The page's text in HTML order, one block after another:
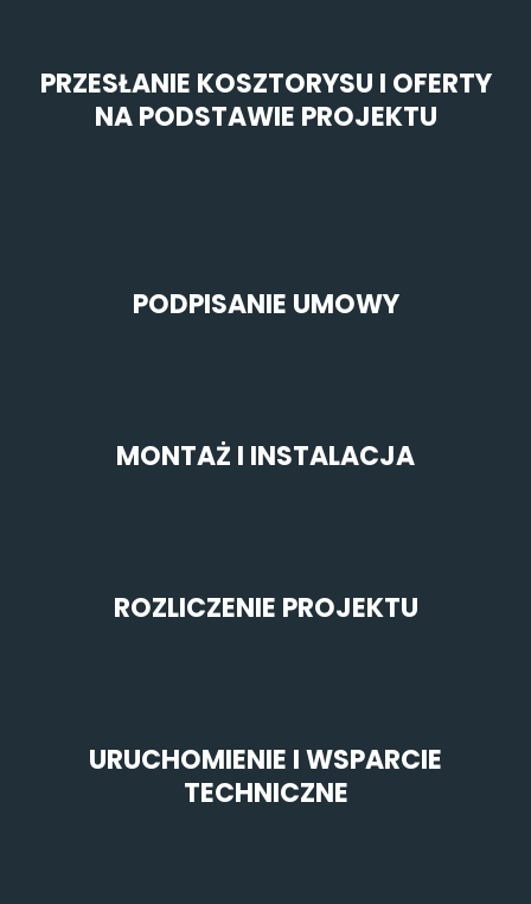
PRZESŁANIE KOSZTORYSU I OFERTY
NA PODSTAWIE PROJEKTU
PODPISANIE UMOWY
MONTAŻ I INSTALACJA
ROZLICZENIE PROJEKTU
URUCHOMIENIE I WSPARCIE
TECHNICZNE